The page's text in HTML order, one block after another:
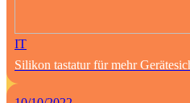
IT
Silikon tastatur für mehr